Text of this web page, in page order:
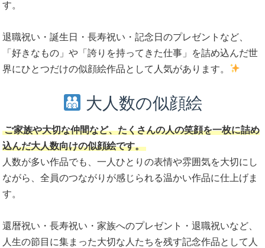
す。
退職祝い・誕生日・長寿祝い・記念日のプレゼントなど、
「好きなもの」や「誇りを持ってきた仕事」を詰め込んだ世
界にひとつだけの似顔絵作品として人気があります。
大人数の似顔絵
ご家族や大切な仲間など、たくさんの人の笑顔を一枚に詰め
込んだ大人数向けの似顔絵です。
人数が多い作品でも、一人ひとりの表情や雰囲気を大切にし
ながら、全員のつながりが感じられる温かい作品に仕上げま
す。
還暦祝い・長寿祝い・家族へのプレゼント・退職祝いなど、
人生の節目に集まった大切な人たちを残す記念作品として人